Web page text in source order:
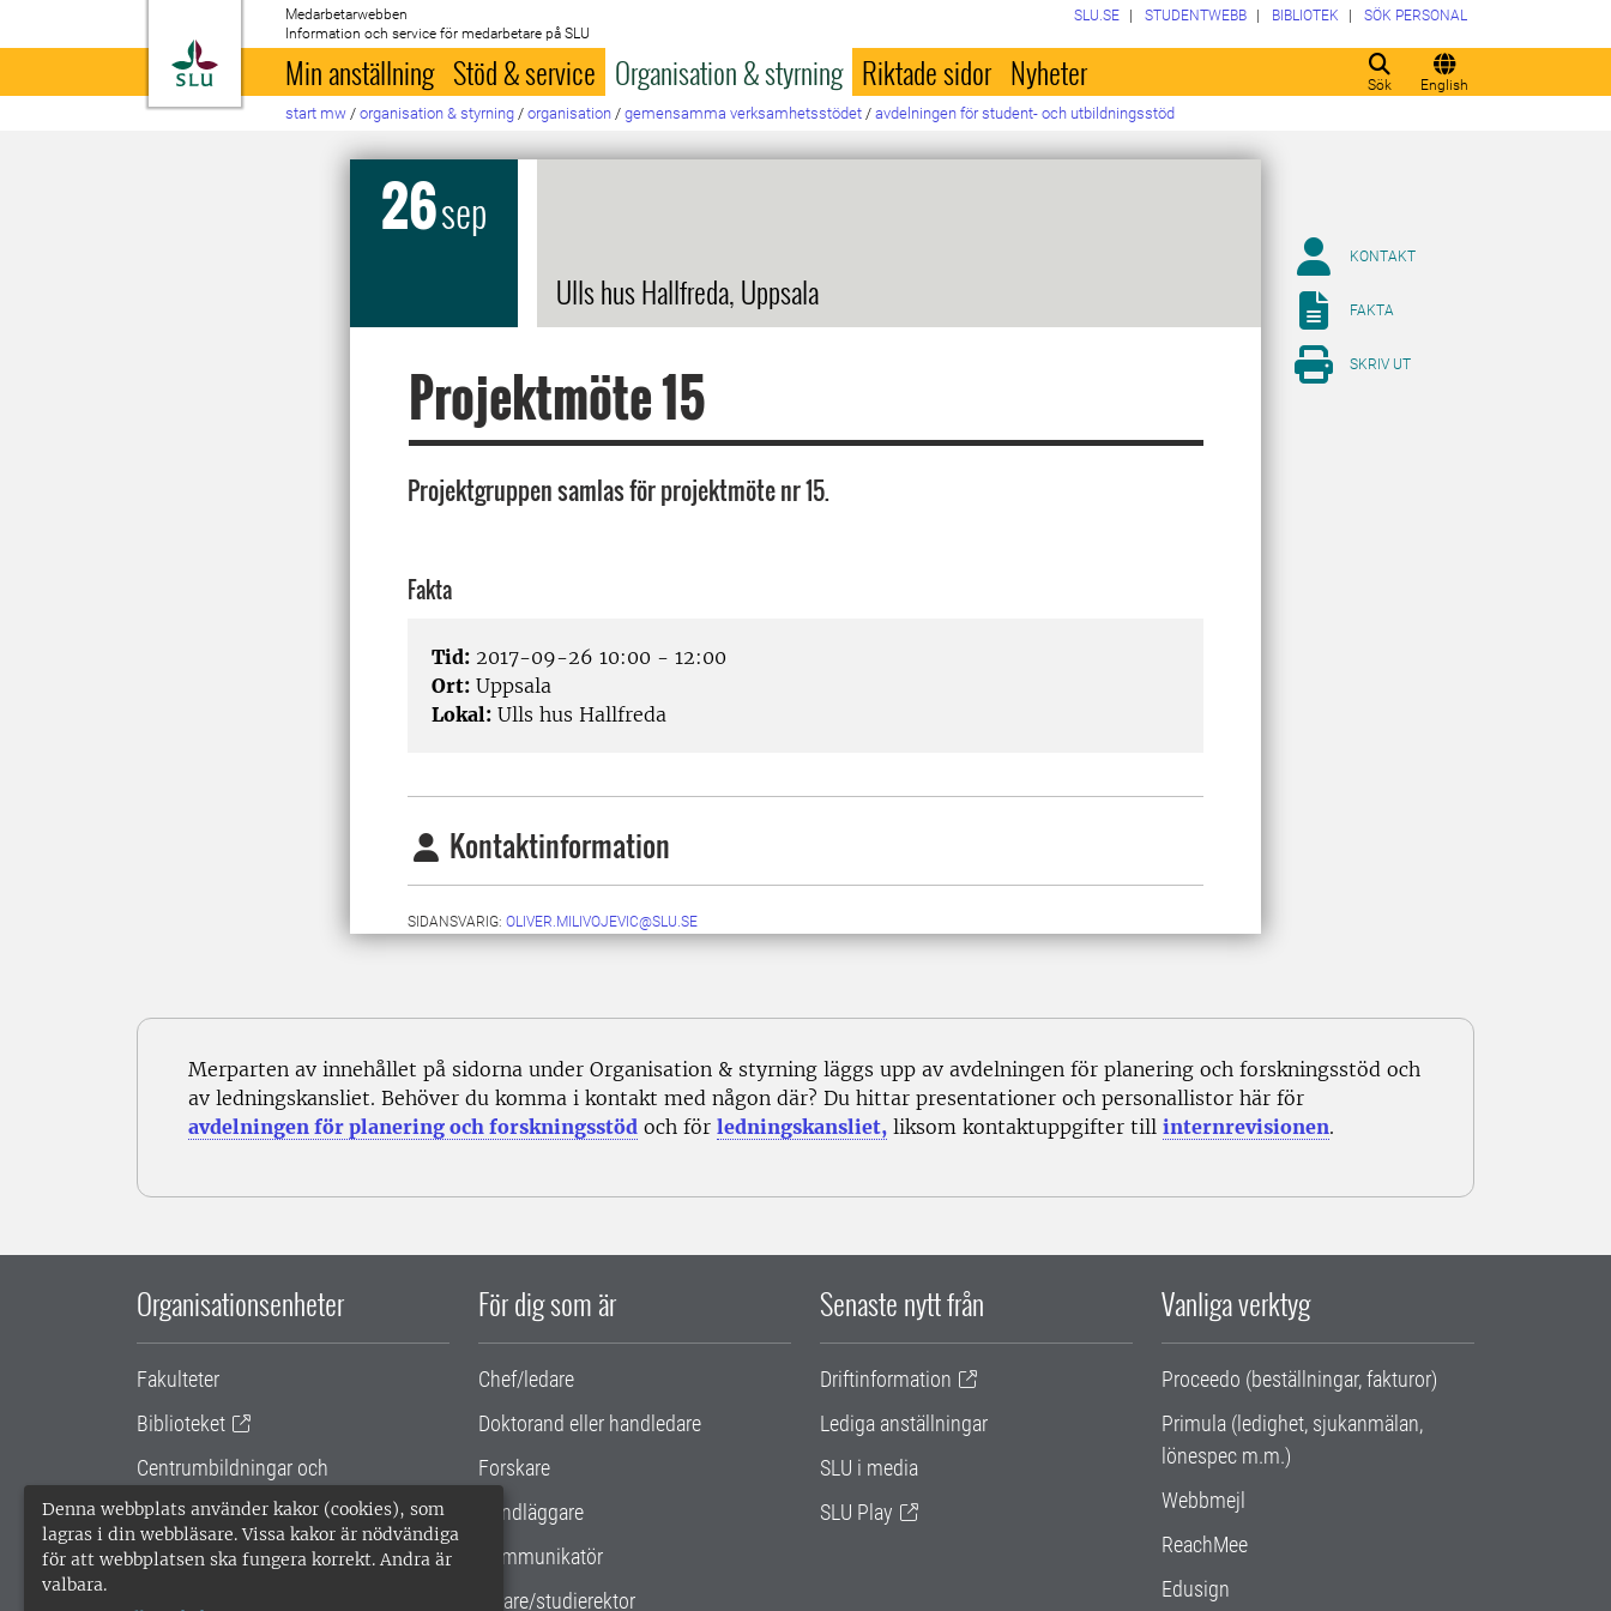
Denna webbplats använder kakor (cookies), som
lagras i din webbläsare. Vissa kakor är nödvändiga
för att webbplatsen ska fungera korrekt. Andra är
valbara.
Till startsida
Medarbetarwebben
Information och service för medarbetare på SLU
Sök English
SLU.SE STUDENTWEBB BIBLIOTEK SÖK PERSONAL
Min anställning Stöd & service Organisation & styrning Riktade sidor Nyheter
start mw / organisation & styrning / organisation / gemensamma verksamhetsstödet / avdelningen för student- och utbildningsstöd
26sep
Ulls hus Hallfreda, Uppsala
Projektmöte 15
Projektgruppen samlas för projektmöte nr 15.
Fakta
Tid: 2017-09-26 10:00 - 12:00
Ort: Uppsala
Lokal: Ulls hus Hallfreda
Kontaktinformation
SIDANSVARIG: OLIVER.MILIVOJEVIC@SLU.SE
KONTAKT
FAKTA
SKRIV UT
Merparten av innehållet på sidorna under Organisation & styrning läggs upp av avdelningen för planering och forskningsstöd och
av ledningskansliet. Behöver du komma i kontakt med någon där? Du hittar presentationer och personallistor här för
avdelningen för planering och forskningsstöd och för ledningskansliet, liksom kontaktuppgifter till internrevisionen.
Organisationsenheter
Fakulteter
Biblioteket
Centrumbildningar och
samarbetsprojekt
Gemensamma verksamhetsstödet
För dig som är
Chef/ledare
Doktorand eller handledare
Forskare
Handläggare
Kommunikatör
Lärare/studierektor
Senaste nytt från
Driftinformation
Lediga anställningar
SLU i media
SLU Play
Vanliga verktyg
Proceedo (beställningar, fakturor)
Primula (ledighet, sjukanmälan,
lönespec m.m.)
Webbmejl
ReachMee
Edusign